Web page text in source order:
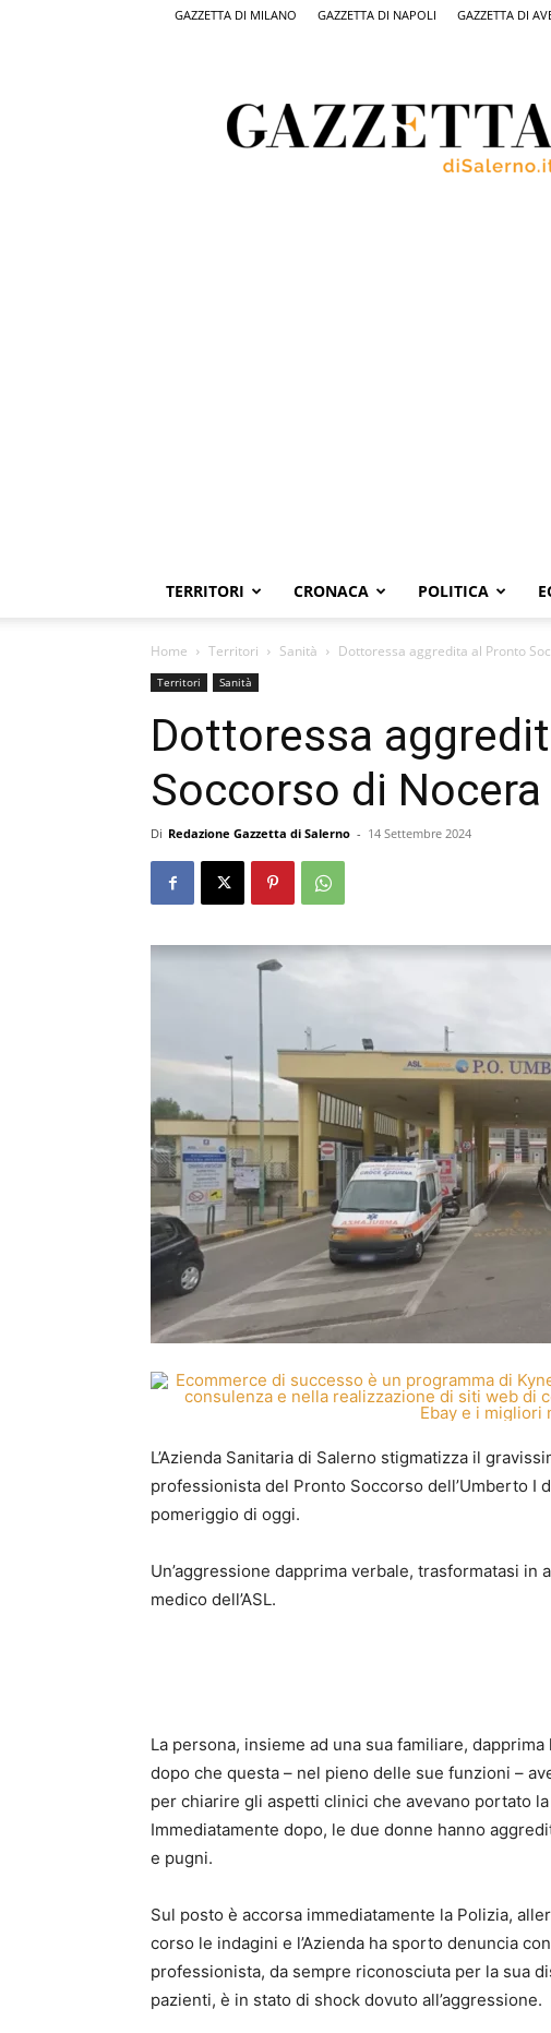
GAZZETTA DI MILANO GAZZETTA DI NAPOLI GAZZETTA DI
Salerno,
il
quotidiano
TERRITORI CRONACA POLITICA
Home Territori Sanità Dottoressa aggredita al Pronto
Territori Sanità
Dottoressa
Soccorso di Nocera
Di Redazione Gazzetta di Salerno - 14 Settembre 2024
L’Azienda Sanitaria di Salerno stigmatizza il
professionista del Pronto Soccorso dell’Umberto I
pomeriggio di oggi.
Un’aggressione dapprima verbale, trasformatasi
medico dell’ASL.
La persona, insieme ad una sua familiare,
dopo che questa – nel pieno delle sue funzioni –
per chiarire gli aspetti clinici che avevano portato
Immediatamente dopo, le due donne hanno
e pugni.
Sul posto è accorsa immediatamente la Polizia,
corso le indagini e l’Azienda ha sporto denuncia
professionista, da sempre riconosciuta per la sua
pazienti, è in stato di shock dovuto all’aggressione.